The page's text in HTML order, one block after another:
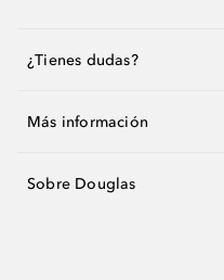
¿Tienes dudas?
Más información
Sobre Douglas